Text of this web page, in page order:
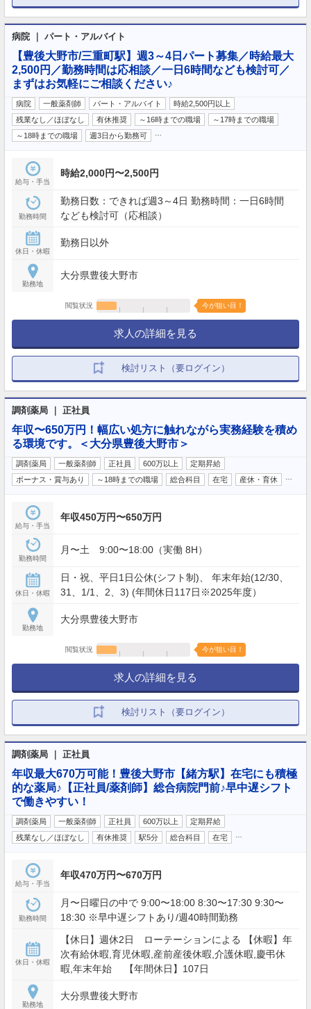
病院 ｜ パート・アルバイト
【豊後大野市/三重町駅】週3～4日パート募集／時給最大
2,500円／勤務時間は応相談／一日6時間なども検討可／
まずはお気軽にご相談ください♪
病院 一般薬剤師 パート・アルバイト
時給2,500円以上
残業なし／ほぼなし
有休推奨 ～16時までの職場
～17時までの職場
～18時までの職場
週3日から勤務可
給与・手当
時給2,000円〜2,500円
勤務時間
勤務日数：できれば週3～4日 勤務時間：一日6時間
なども検討可（応相談）
休日・休暇
勤務日以外
勤務地
大分県豊後大野市
閲覧状況 今が狙い目！
求人の詳細を見る
検討リスト（要ログイン）
調剤薬局 ｜ 正社員
年収〜650万円！幅広い処方に触れながら実務経験を積め
る環境です。＜大分県豊後大野市＞
調剤薬局 一般薬剤師 正社員 600万以上
定期昇給
ボーナス・賞与あり
～18時までの職場 総合科目 在宅 産休・育休
給与・手当
年収450万円〜650万円
勤務時間
月〜土 9:00〜18:00（実働 8H）
休日・休暇
日・祝、平日1日公休(シフト制)、 年末年始(12/30、
31、1/1、2、3) (年間休日117日※2025年度）
勤務地
大分県豊後大野市
閲覧状況 今が狙い目！
求人の詳細を見る
検討リスト（要ログイン）
調剤薬局 ｜ 正社員
年収最大670万可能！豊後大野市【緒方駅】在宅にも積極
的な薬局♪【正社員/薬剤師】総合病院門前♪早中遅シフト
で働きやすい！
調剤薬局 一般薬剤師 正社員 600万以上
定期昇給
残業なし／ほぼなし
有休推奨 駅5分 総合科目 在宅
給与・手当
年収470万円〜670万円
勤務時間
月〜日曜日の中で 9:00〜18:00 8:30〜17:30 9:30〜
18:30 ※早中遅シフトあり/週40時間勤務
休日・休暇
【休日】週休2日 ローテーションによる 【休暇】年
次有給休暇,育児休暇,産前産後休暇,介護休暇,慶弔休
暇,年末年始 【年間休日】107日
勤務地
大分県豊後大野市